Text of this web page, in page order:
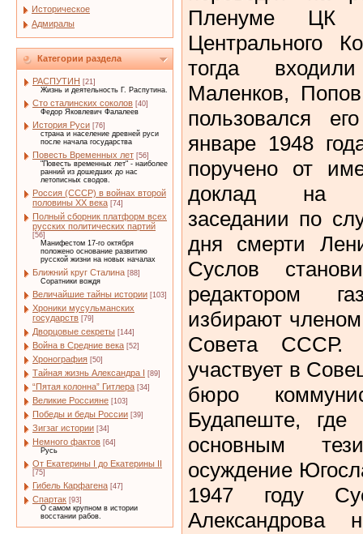
Историческое
Адмиралы
Категории раздела
РАСПУТИН [21]
Жизнь и деятельность Г. Распутина.
Сто сталинских соколов [40]
Федор Яковлевич Фалалеев
История Руси [76]
страна и население древней руси
после начала государства
Повесть Временных лет [56]
"Повесть временных лет" - наиболее
ранний из дошедших до нас
летописных сводов.
Россия (СССР) в войнах второй
половины XX века [74]
Полный сборник платформ всех
русских политических партий
[56]
Манифестом 17-го октября
положено основание развитию
русской жизни на новых началах
Ближний круг Сталина [88]
Соратники вождя
Величайшие тайны истории [103]
Хроники мусульманских
государств [79]
Дворцовые секреты [144]
Война в Средние века [52]
Хронография [50]
Тайная жизнь Александра I [89]
“Пятая колонна” Гитлера [34]
Великие Россияне [103]
Победы и беды России [39]
Зигзаг истории [34]
Немного фактов [64]
Русь
От Екатерины I до Екатерины II
[75]
Гибель Карфагена [47]
Спартак [93]
О самом крупном в истории
восстании рабов.
Пленуме ЦК
Центрального
тогда
Маленков,
пользовался
январе 1948
поручено от
доклад на
заседании по
дня смерти
Суслов
редактором
избирают
Совета СССР.
участвует в
бюро
Будапеште, где
основным
осуждение
1947 году
Александрова